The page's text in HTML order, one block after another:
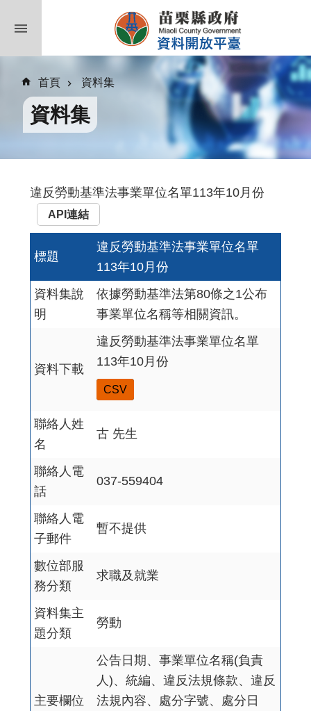
首頁 資料集
資料集
違反勞動基準法事業單位名單113年10月份
API連結
標題
違反勞動基準法事業單位名單
113年10月份
資料集說
明
依據勞動基準法第80條之1公布
事業單位名稱等相關資訊。
資料下載
違反勞動基準法事業單位名單
113年10月份
CSV
聯絡人姓
名
古 先生
聯絡人電
話
037-559404
聯絡人電
子郵件
暫不提供
數位部服
務分類
求職及就業
資料集主
題分類
勞動
主要欄位
公告日期、事業單位名稱(負責
人)、統編、違反法規條款、違反
法規內容、處分字號、處分日